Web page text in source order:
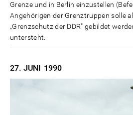
Grenze und in Berlin einzustellen
Angehörigen der Grenztruppen solle
„Grenzschutz der DDR" gebildet
untersteht.
27. JUNI 1990